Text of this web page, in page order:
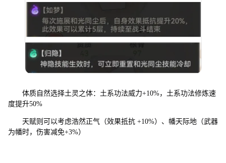
体质自然选择土灵之体：土系功法威力+10%，土系功法修炼速
度提升50%
天赋则可以考虑浩然正气（效果抵抗 +10%）、幡天际地（武器
为幡时，伤害减免+3%）